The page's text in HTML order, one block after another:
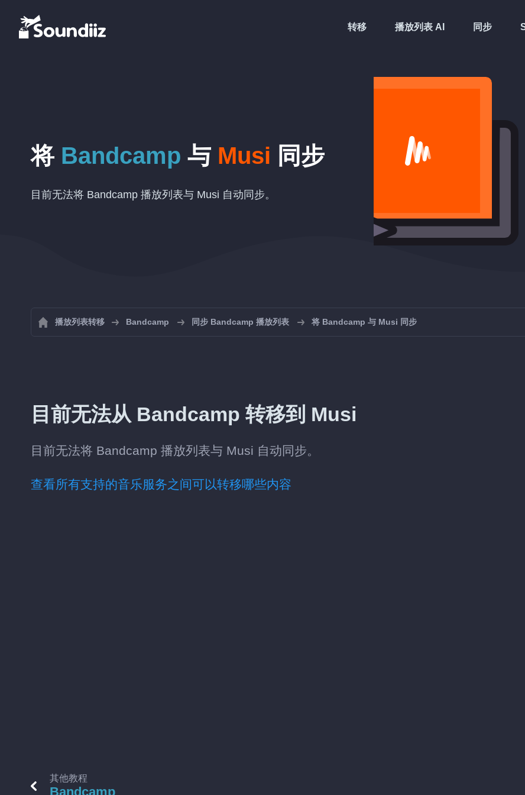
转移 播放列表 AI 同步
将 Bandcamp 与 Musi 同步
目前无法将 Bandcamp 播放列表与 Musi 自动同步。
播放列表转移 Bandcamp 同步 Bandcamp 播放列表 将 Bandcamp 与 Musi 同步
目前无法从 Bandcamp 转移到 Musi
目前无法将 Bandcamp 播放列表与 Musi 自动同步。
查看所有支持的音乐服务之间可以转移哪些内容
其他教程
Bandcamp